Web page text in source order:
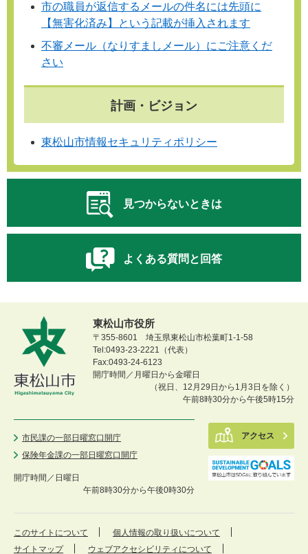
市の職員が返信するメールの件名には先頭に
【無害化済み】という記載が挿入されます
不審メール（なりすましメール）にご注意くだ
さい
計画・ビジョン
東松山市情報セキュリティポリシー
見つからないときは
よくある質問と回答
東松山市役所
〒355-8601 埼玉県東松山市松葉町1-1-58
Tel:0493-23-2221（代表）
Fax:0493-24-6123
開庁時間／月曜日から金曜日
（祝日、12月29日から1月3日を除く）
午前8時30分から午後5時15分
市民課の一部日曜窓口開庁
保険年金課の一部日曜窓口開庁
開庁時間／ 日曜日
午前8時30分から午後0時30分
アクセス
このサイトについて
個人情報の取り扱いについて
サイトマップ
ウェブアクセシビリティについて